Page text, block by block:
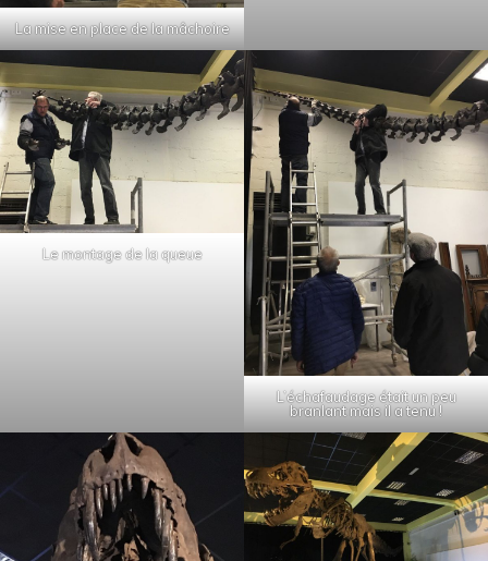
La mise en place de la mâchoire
Le montage de la queue
L’échafaudage était un peu
branlant mais il a tenu !